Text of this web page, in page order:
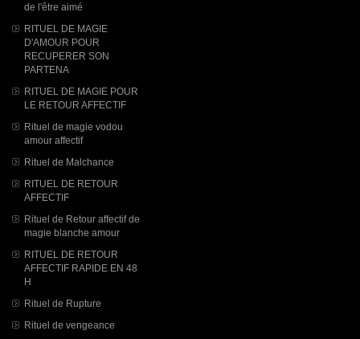
de l'être aimé
RITUEL DE MAGIE
D'AMOUR POUR
RECUPERER SON
PARTENA
RITUEL DE MAGIE POUR
LE RETOUR AFFECTIF
Rituel de magie vodou
amour affectif
Rituel de Malchance
RITUEL DE RETOUR
AFFECTIF
Rituel de Retour affectif de
magie blanche amour
RITUEL DE RETOUR
AFFECTIF RAPIDE EN 48
H
Rituel de Rupture
Rituel de vengeance